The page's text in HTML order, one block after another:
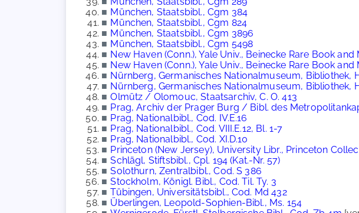
■ München, Staatsbibl., Cgm 384
■ München, Staatsbibl., Cgm 824
■ München, Staatsbibl., Cgm 3896
■ München, Staatsbibl., Cgm 5498
■ New Haven (Conn.), Yale Univ., Beinecke Rare Book
■ New Haven (Conn.), Yale Univ., Beinecke Rare Book
■ Nürnberg, Germanisches Nationalmuseum, Bibliothek,
■ Nürnberg, Germanisches Nationalmuseum, Bibliothek,
■ Olmütz / Olomouc, Staatsarchiv, C. O. 413
■ Prag, Archiv der Prager Burg / Bibl. des
■ Prag, Nationalbibl., Cod. IV.E.16
■ Prag, Nationalbibl., Cod. VIII.E.12, Bl. 1-7
■ Prag, Nationalbibl., Cod. XI.D.10
■ Princeton (New Jersey), University Libr., Princeton
■ Schlägl, Stiftsbibl., Cpl. 194 (Kat.-Nr. 57)
■ Solothurn, Zentralbibl., Cod. S 386
■ Stockholm, Königl. Bibl., Cod. Til. Ty. 3
■ Tübingen, Universitätsbibl., Cod. Md 432
■ Überlingen, Leopold-Sophien-Bibl., Ms. 154